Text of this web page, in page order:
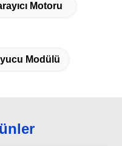
Motoru
Modülü